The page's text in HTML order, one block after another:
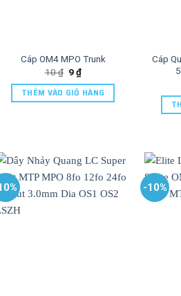
Cáp OM4 MPO Trunk
10₫ 9₫
THÊM VÀO GIỎ HÀNG
Cáp
-10%